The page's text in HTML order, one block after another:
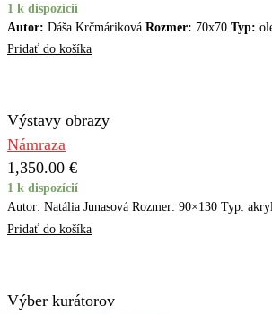
1 k dispozícií
Autor: Dáša Krčmáriková Rozmer: 70x70 Typ:
Pridať do košíka
Výstavy obrazy
Námraza
1,350.00 €
1 k dispozícií
Autor: Natália Junasová Rozmer: 90×130 Typ:
Pridať do košíka
Výber kurátorov